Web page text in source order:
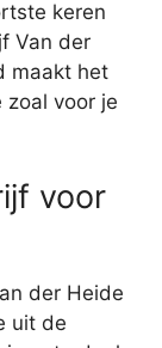
keren
Van der
maakt het
zoal voor je
voor
der Heide
uit de